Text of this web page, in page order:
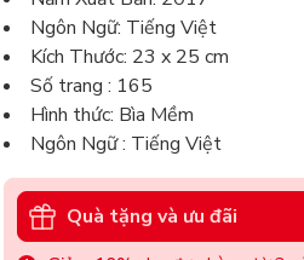
Ngôn Ngữ: Tiếng Việt
Kích Thước: 23 x 25 cm
Số trang : 165
Hình thức: Bìa Mềm
Ngôn Ngữ : Tiếng Việt
Quà tặng và ưu đãi